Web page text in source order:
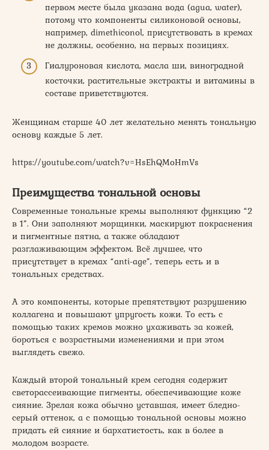
первом месте была указана вода (agua, water),
потому что компоненты силиконовой основы,
например, dimethiconol, присутствовать в кремах
не должны, особенно, на первых позициях.
Гиалуроновая кислота, масла ши, виноградной
косточки, растительные экстракты и витамины в
составе приветствуются.
Женщинам старше 40 лет желательно менять тональную
основу каждые 5 лет.
https://youtube.com/watch?v=HsEhQMoHmVs
Преимущества тональной основы
Современные тональные кремы выполняют функцию “2
в 1”. Они заполняют морщинки, маскируют покраснения
и пигментные пятна, а также обладают
разглаживающим эффектом. Всё лучшее, что
присутствует в кремах “anti-age”, теперь есть и в
тональных средствах.
А это компоненты, которые препятствуют разрушению
коллагена и повышают упругость кожи. То есть с
помощью таких кремов можно ухаживать за кожей,
бороться с возрастными изменениями и при этом
выглядеть свежо.
Каждый второй тональный крем сегодня содержит
светорассеивающие пигменты, обеспечивающие коже
сияние. Зрелая кожа обычно уставшая, имеет бледно-
серый оттенок, а с помощью тональной основы можно
придать ей сияние и бархатистость, как в более в
молодом возрасте.